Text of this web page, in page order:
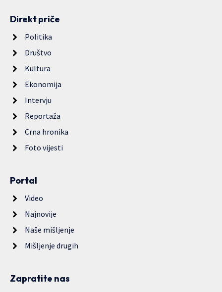
Direkt priče
Politika
Društvo
Kultura
Ekonomija
Intervju
Reportaža
Crna hronika
Foto vijesti
Portal
Video
Najnovije
Naše mišljenje
Mišljenje drugih
Zapratite nas